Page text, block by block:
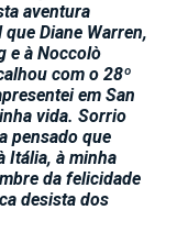
aventura
Diane Warren,
e à Noccolò
com o 28º
em San
vida. Sorrio
pensado que
Itália, à minha
da felicidade
desista dos